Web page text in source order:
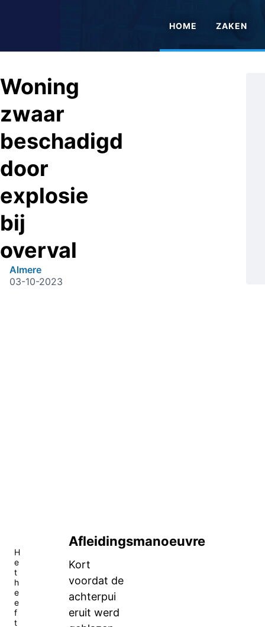
HOME ZAKEN
Woning
zwaar
beschadigd
door
explosie
bij
overval
Almere
03-10-2023
H
e
t
h
e
e
f
t
Afleidingsmanoeuvre
Kort
voordat de
achterpui
eruit werd